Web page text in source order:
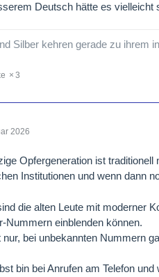
Deutsch hätte es vielleicht
Silber kehren gerade zu ihrem
3
2026
Opfergeneration ist
Institutionen und wenn dann
die alten Leute mit moderner
Nummern einblenden können.
nur, bei unbekannten Nummern
bin bei Anrufen am Telefon